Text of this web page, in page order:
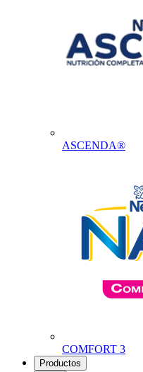
ASCENDA®
COMFORT 3
Productos